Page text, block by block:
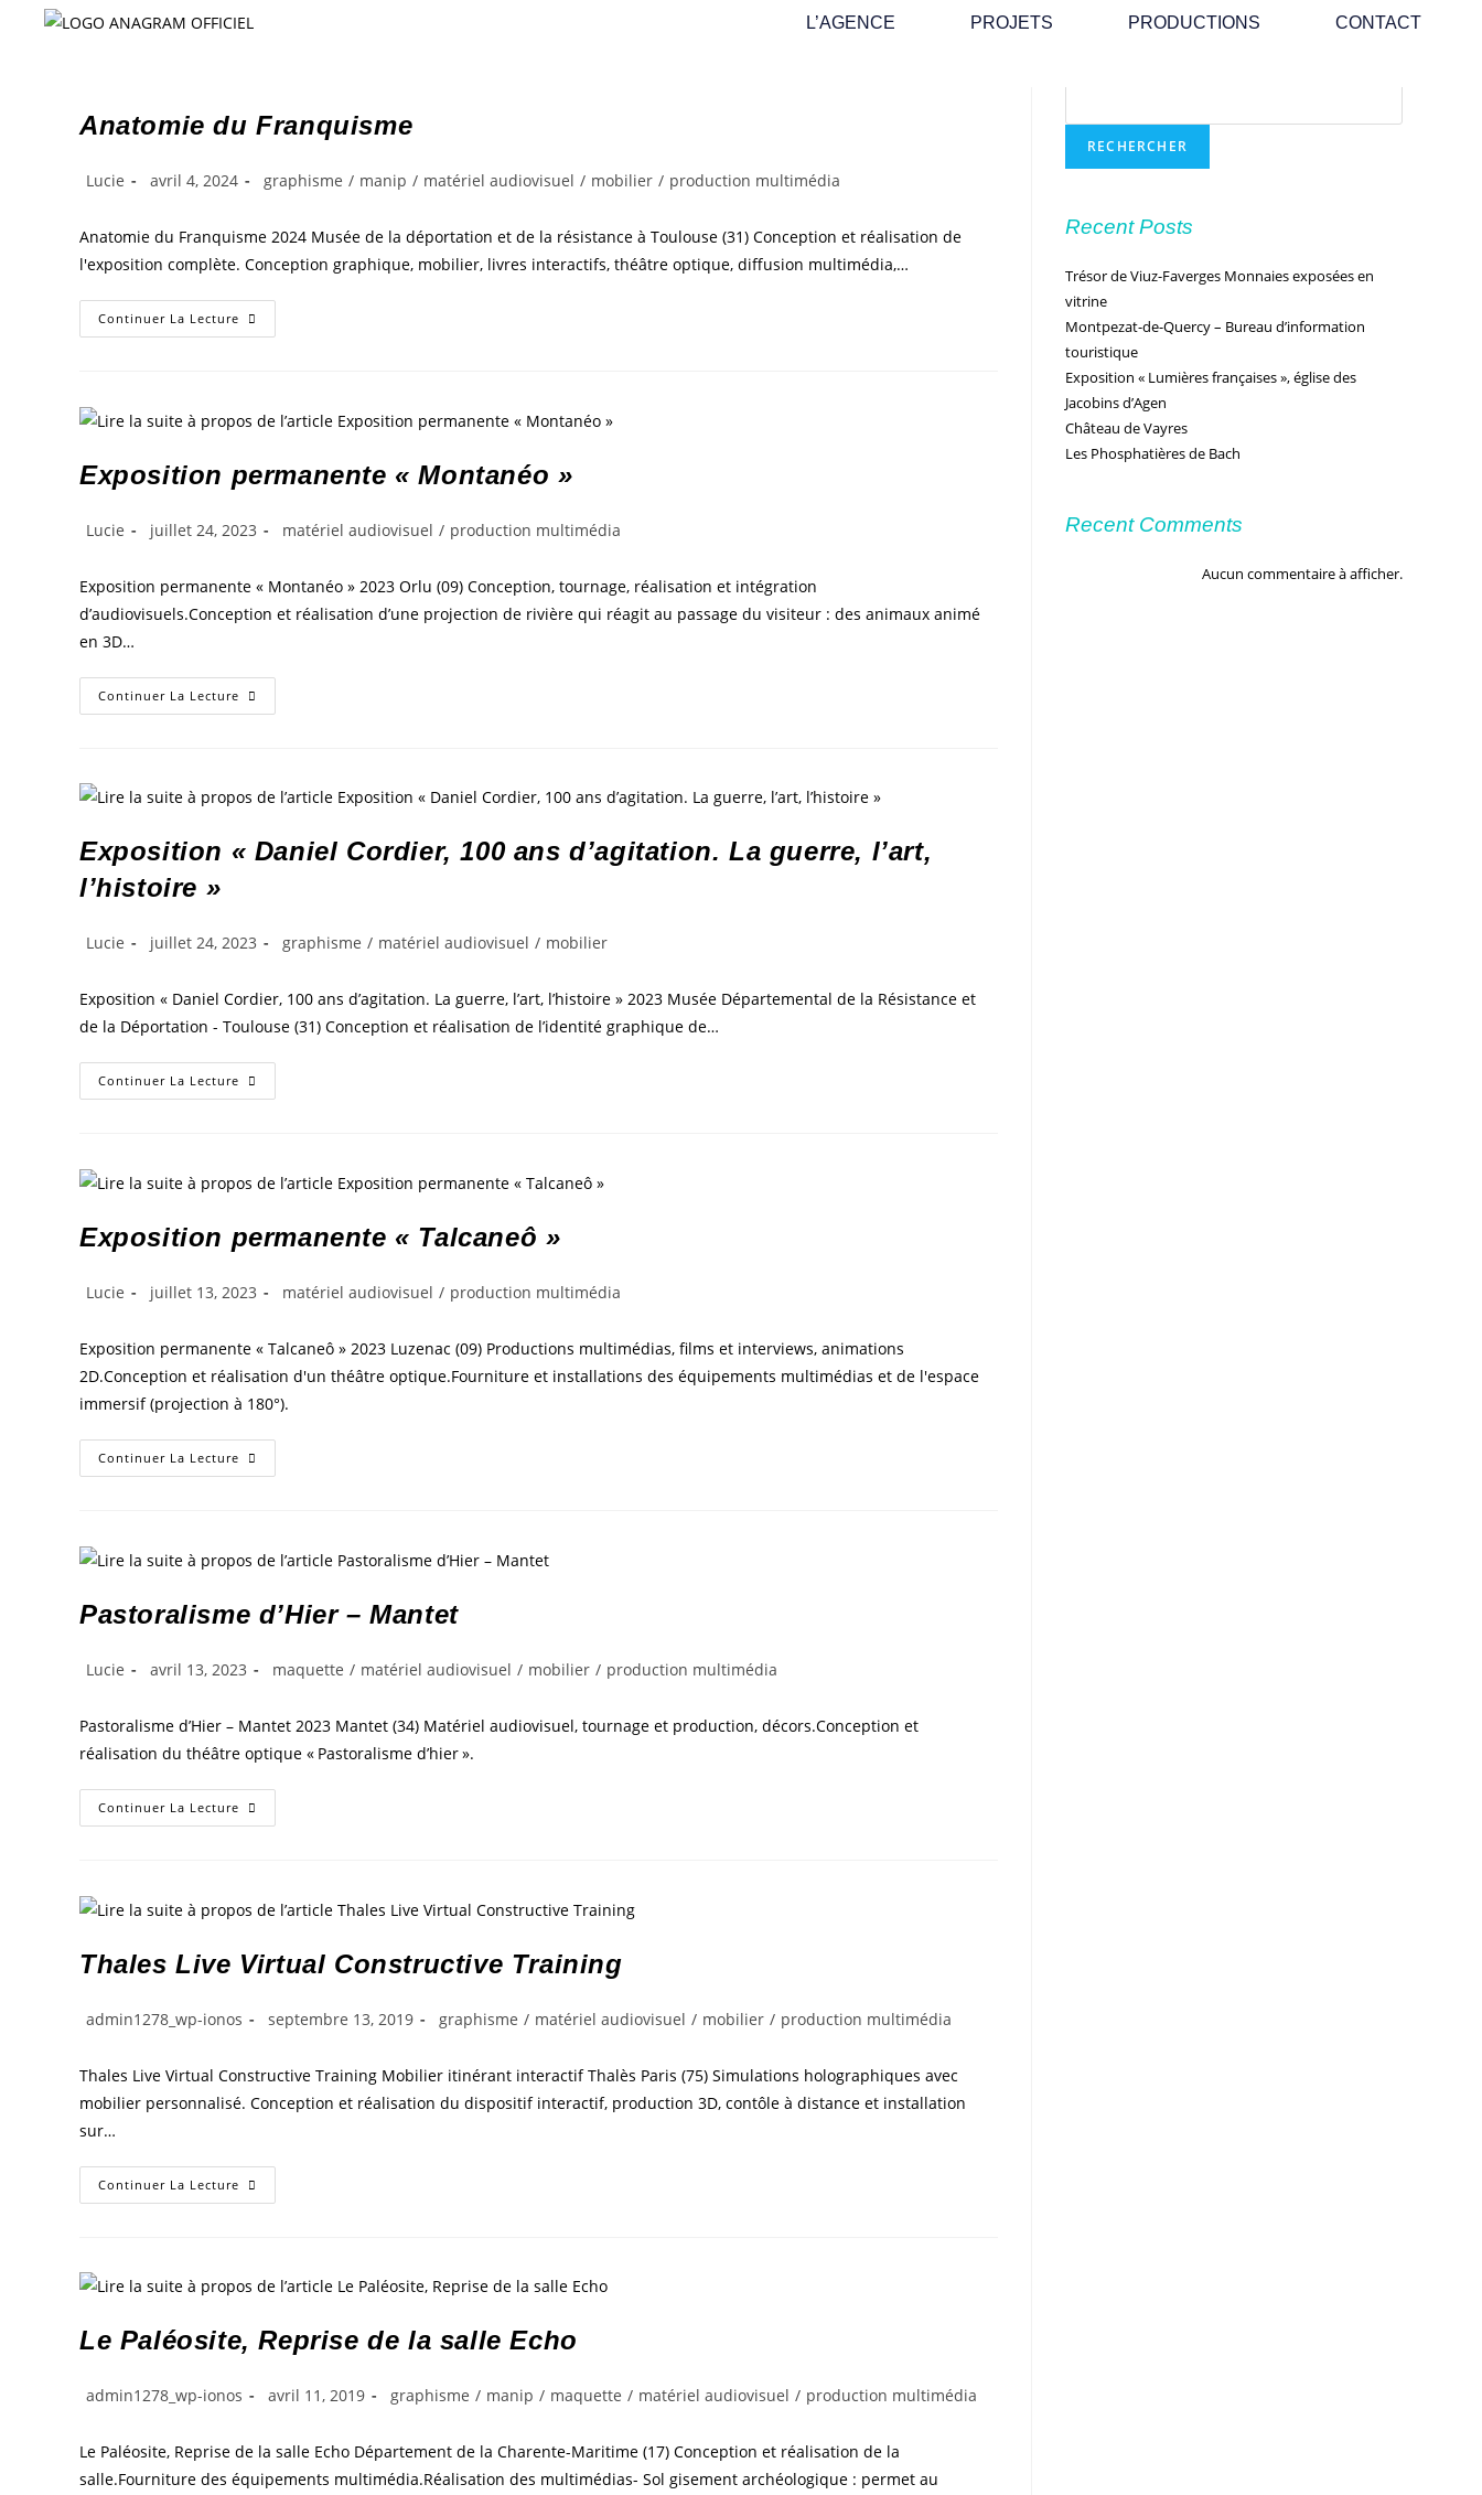
L’AGENCE PROJETS PRODUCTIONS CONTACT
Anatomie du Franquisme
Lucie avril 4, 2024 graphisme / manip / matériel audiovisuel / mobilier / production multimédia
Anatomie du Franquisme 2024 Musée de la déportation et de la résistance à Toulouse (31) Conception et réalisation de
l'exposition complète. Conception graphique, mobilier, livres interactifs, théâtre optique, diffusion multimédia,…
Continuer La Lecture
Exposition permanente « Montanéo »
Lucie juillet 24, 2023 matériel audiovisuel / production multimédia
Exposition permanente « Montanéo » 2023 Orlu (09) Conception, tournage, réalisation et intégration
d’audiovisuels.Conception et réalisation d’une projection de rivière qui réagit au passage du visiteur : des animaux animé
en 3D…
Continuer La Lecture
Exposition « Daniel Cordier, 100 ans d’agitation. La guerre, l’art,
l’histoire »
Lucie juillet 24, 2023 graphisme / matériel audiovisuel / mobilier
Exposition « Daniel Cordier, 100 ans d’agitation. La guerre, l’art, l’histoire » 2023 Musée Départemental de la Résistance et
de la Déportation - Toulouse (31) Conception et réalisation de l’identité graphique de…
Continuer La Lecture
Exposition permanente « Talcaneô »
Lucie juillet 13, 2023 matériel audiovisuel / production multimédia
Exposition permanente « Talcaneô » 2023 Luzenac (09) Productions multimédias, films et interviews, animations
2D.Conception et réalisation d'un théâtre optique.Fourniture et installations des équipements multimédias et de l'espace
immersif (projection à 180°).
Continuer La Lecture
Pastoralisme d’Hier – Mantet
Lucie avril 13, 2023 maquette / matériel audiovisuel / mobilier / production multimédia
Pastoralisme d’Hier – Mantet 2023 Mantet (34) Matériel audiovisuel, tournage et production, décors.Conception et
réalisation du théâtre optique « Pastoralisme d’hier ».
Continuer La Lecture
Thales Live Virtual Constructive Training
admin1278_wp-ionos septembre 13, 2019 graphisme / matériel audiovisuel / mobilier / production multimédia
Thales Live Virtual Constructive Training Mobilier itinérant interactif Thalès Paris (75) Simulations holographiques avec
mobilier personnalisé. Conception et réalisation du dispositif interactif, production 3D, contôle à distance et installation
sur…
Continuer La Lecture
Le Paléosite, Reprise de la salle Echo
admin1278_wp-ionos avril 11, 2019 graphisme / manip / maquette / matériel audiovisuel / production multimédia
Le Paléosite, Reprise de la salle Echo Département de la Charente-Maritime (17) Conception et réalisation de la
salle.Fourniture des équipements multimédia.Réalisation des multimédias- Sol gisement archéologique : permet au
RECHERCHER
Recent Posts
Trésor de Viuz-Faverges Monnaies exposées en
vitrine
Montpezat-de-Quercy – Bureau d’information
touristique
Exposition « Lumières françaises », église des
Jacobins d’Agen
Château de Vayres
Les Phosphatières de Bach
Recent Comments
Aucun commentaire à afficher.